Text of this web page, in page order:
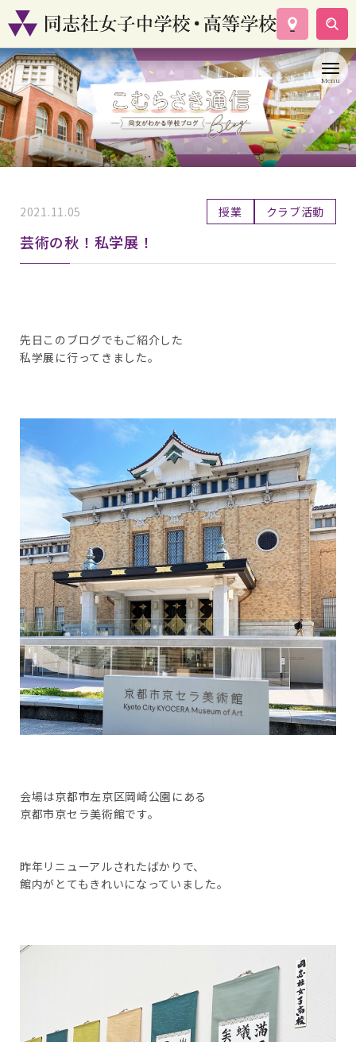
学校案内
コース紹介
学校生活
入試情報
資料請求
お問い合わせ
2021.11.05 授業 クラブ活動
芸術の秋！私学展！
先日このブログでもご紹介した
私学展に行ってきました。
会場は京都市左京区岡崎公園にある
京都市京セラ美術館です。
昨年リニューアルされたばかりで、
館内がとてもきれいになっていました。